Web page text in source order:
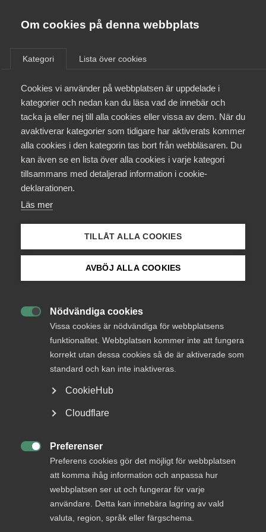
Om cookies på denna webbplats
Kategori Lista över cookies
Cookies vi använder på webbplatsen är uppdelade i
kategorier och nedan kan du läsa vad de innebär och
tacka ja eller nej till alla cookies eller vissa av dem. När du
avaktiverar kategorier som tidigare har aktiverats kommer
alla cookies i den kategorin tas bort från webbläsaren. Du
kan även se en lista över alla cookies i varje kategori
tillsammans med detaljerad information i cookie-
deklarationen.
Läs mer
TILLÅT ALLA COOKIES
AVBÖJ ALLA COOKIES
Nödvändiga cookies
Vissa cookies är nödvändiga för webbplatsens
funktionalitet. Webbplatsen kommer inte att fungera
korrekt utan dessa cookies så de är aktiverade som
standard och kan inte inaktiveras.
CookieHub
Cloudflare
Preferenser
Preferens cookies gör det möjligt för webbplatsen
att komma ihåg information och anpassa hur
webbplatsen ser ut och fungerar för varje
användare. Detta kan innebära lagring av vald
valuta, region, språk eller färgschema.
Almega Utbildning
Innovations­företagen
Kompetens­företagen
Medie­företagen
Säkerhets­företagen
Tåg­företagen
Om Almega
Aktuellt
Medlemskapet
Mina sidor
Kurser & utbildningar
Logga in på Arbetsgivarguiden
Sök på almega.se
Cookie-inställningar
Agreements
How We
Negotiate Collective
Agreements
The process of reaching a finalized agreement
takes place in several steps and begins with
negotiations. In this article, you can learn more
about how it works.
Collective agreements expire on different dates, and
negotiations begin with the bargaining delegations
demands form the basis of the negotiations. The first
phase of negotiations typically focuses on clarifying what
the other party means by their proposals and analysing the
potential consequences and costs of these proposals.
become more intense. The parties identify the issues they
an agreement is reached, the new contract takes effect,
its contents.
If the parties are unable to reach
an agreement?
If the parties are unable to reach an agreement and remain